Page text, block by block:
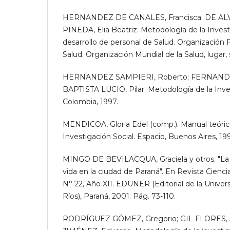
HERNANDEZ DE CANALES, Francisca; DE
PINEDA, Elia Beatriz. Metodología de la
desarrollo de personal de Salud. Organización
Salud. Organización Mundial de la Salud, lugar,
HERNANDEZ SAMPIERI, Roberto;
BAPTISTA LUCIO, Pilar. Metodología de la
Colombia, 1997.
MENDICOA, Gloria Edel (comp.). Manual
Investigación Social. Espacio, Buenos Aires,
MINGO DE BEVILACQUA, Graciela y otros.
vida en la ciudad de Paraná". En Revista
N° 22, Año XII. EDUNER (Editorial de la
Ríos), Paraná, 2001. Pág. 73-110.
RODRÍGUEZ GÓMEZ, Gregorio; GIL FLORES,